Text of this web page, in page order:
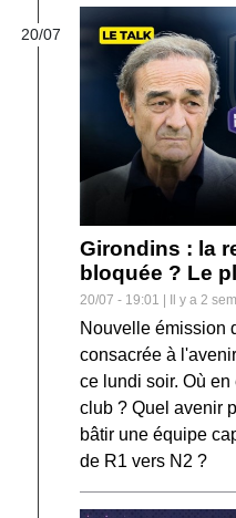
20/07
Girondins : la
bloquée ? Le
20/07 - 19:01 | Il y a 2
Nouvelle émission
consacrée à
ce lundi soir. Où
club ? Quel avenir
bâtir une équipe
de R1 vers N2 ?